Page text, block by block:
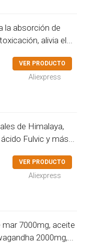
la absorción de
alivia el...
VER PRODUCTO
Aliexpress
de Himalaya,
Fulvic y más...
VER PRODUCTO
Aliexpress
7000mg, aceite
2000mg,...